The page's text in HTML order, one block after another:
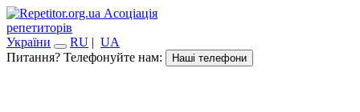
Асоціація
репетиторів
України
RU | UA
Питання? Телефонуйте нам:
Наші телефони